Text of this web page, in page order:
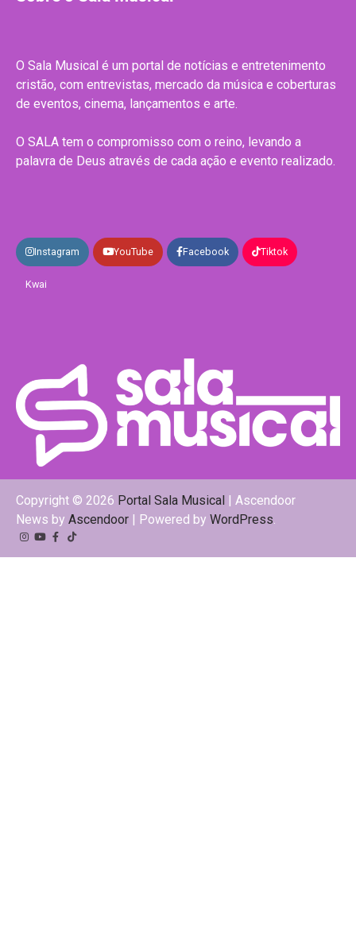
O Sala Musical é um portal de notícias e entretenimento
cristão, com entrevistas, mercado da música e coberturas
de eventos, cinema, lançamentos e arte.
O SALA tem o compromisso com o reino, levando a
palavra de Deus através de cada ação e evento realizado.
Instagram YouTube Facebook Tiktok
Kwai
Copyright © 2026 Portal Sala Musical | Ascendoor
News by Ascendoor | Powered by WordPress.
Instagram
YouTube
Facebook
Tiktok